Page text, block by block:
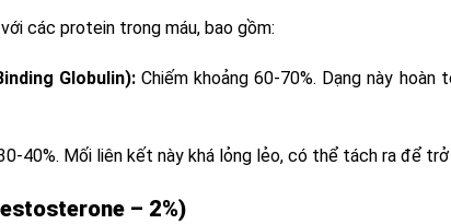
các protein trong máu, bao gồm:
Globulin):Chiếm khoảng 60-70%. Dạng này
40%. Mối liên kết này khá lỏng lẻo, có thể tách ra để
– 2%)